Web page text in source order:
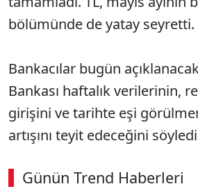
bölümünde de yatay seyretti.
Bankacılar bugün
Bankası haftalık verilerinin,
girişini ve tarihte eşi
artışını teyit edeceğini
Günün Trend Haberleri
00:02 / 08:43